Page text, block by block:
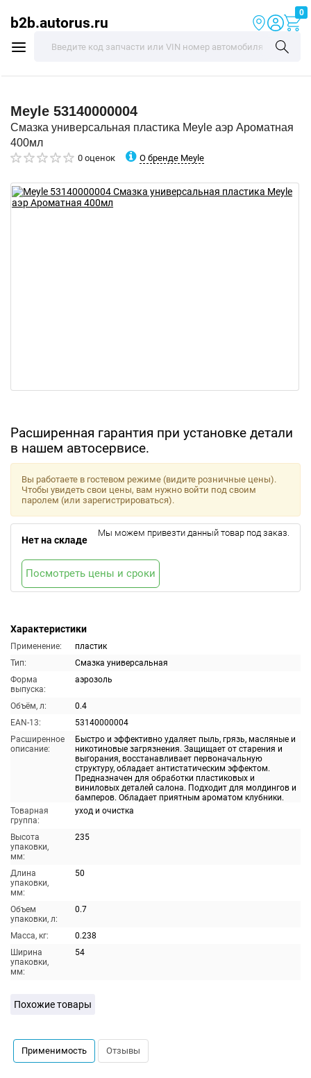
b2b.autorus.ru
0
Meyle 53140000004
Смазка универсальная пластика Meyle аэр Ароматная
400мл
0 оценок О бренде Meyle
Расширенная гарантия при установке детали
в нашем автосервисе.
Характеристики
Применение:
пластик
Тип:
Смазка универсальная
Форма
выпуска:
аэрозоль
Объём, л:
0.4
EAN-13:
53140000004
Расширенное
описание:
Быстро и эффективно удаляет пыль, грязь, масляные и
никотиновые загрязнения. Защищает от старения и
выгорания, восстанавливает первоначальную
структуру, обладает антистатическим эффектом.
Предназначен для обработки пластиковых и
виниловых деталей салона. Подходит для молдингов и
бамперов. Обладает приятным ароматом клубники.
Товарная
группа:
уход и очистка
Высота
упаковки,
мм:
235
Длина
упаковки,
мм:
50
Объем
упаковки, л:
0.7
Масса, кг:
0.238
Ширина
упаковки,
мм:
54
Вы работаете в гостевом режиме (видите розничные цены).
Чтобы увидеть свои цены, вам нужно войти под своим
паролем (или зарегистрироваться).
Нет на складе
Мы можем привезти данный товар под заказ.
Посмотреть цены и сроки
Похожие товары
Применимость Отзывы